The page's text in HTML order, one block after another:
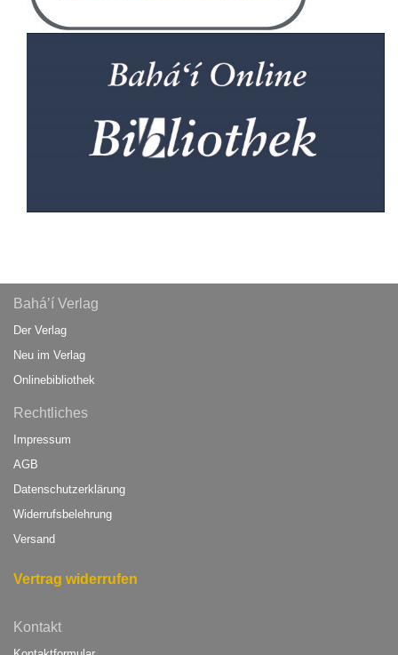
Bahá’í Verlag
Der Verlag
Neu im Verlag
Onlinebibliothek
Rechtliches
Impressum
AGB
Datenschutzerklärung
Widerrufsbelehrung
Versand
Vertrag widerrufen
Kontakt